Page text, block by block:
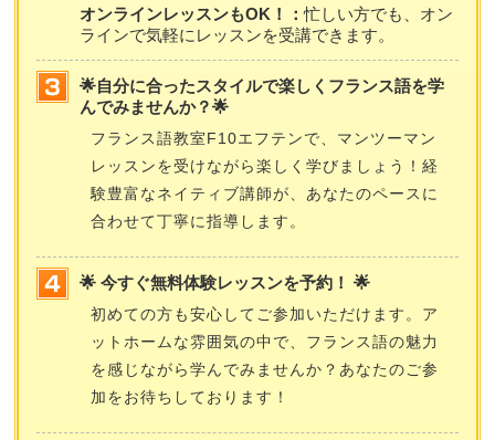
オンラインレッスンもOK！：忙しい方でも、オン
ラインで気軽にレッスンを受講できます。
🌟自分に合ったスタイルで楽しくフランス語を学
んでみませんか？🌟
フランス語教室F10エフテンで、マンツーマン
レッスンを受けながら楽しく学びましょう！経
験豊富なネイティブ講師が、あなたのペースに
合わせて丁寧に指導します。
🌟 今すぐ無料体験レッスンを予約！ 🌟
初めての方も安心してご参加いただけます。ア
ットホームな雰囲気の中で、フランス語の魅力
を感じながら学んでみませんか？あなたのご参
加をお待ちしております！